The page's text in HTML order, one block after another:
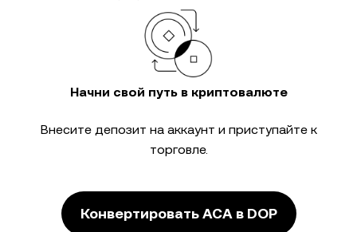
Начни свой путь в криптовалюте
Внесите депозит на аккаунт и приступайте к
торговле.
Конвертировать ACA в DOP